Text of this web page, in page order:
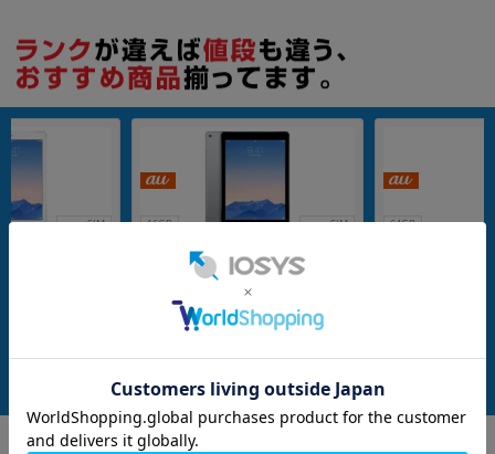
nanoSIM
(税込)
16GB nanoSIM
【第2世代】 au iPad Air2 Wi-Fi+Cell
ular 16GB スペースグレイ MGGX2J/
発売日：2014/10
付属品: 本体のみ
中古Cランク 2,980 円 (税込)
64GB
中古Cランク